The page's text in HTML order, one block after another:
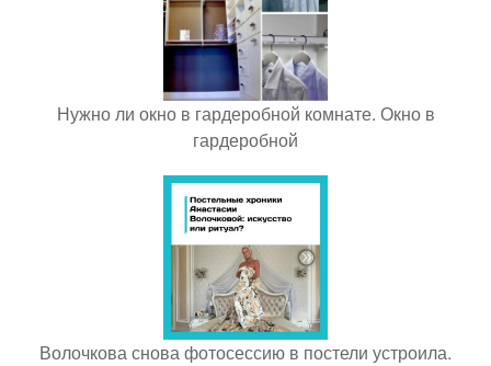
Нужно ли окно в гардеробной комнате. Окно в
гардеробной
Волочкова снова фотосессию в постели устроила.